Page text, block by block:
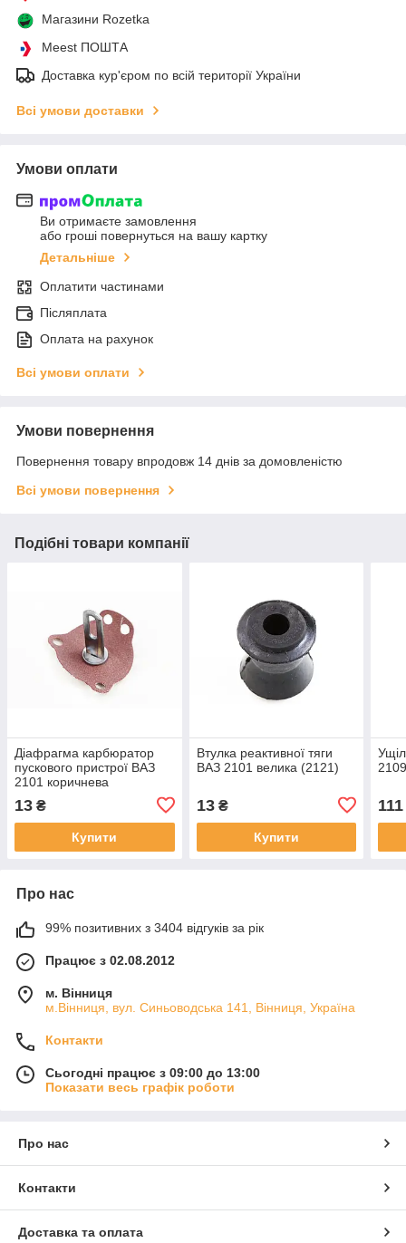
Магазини Rozetka
Meest ПОШТА
Доставка кур'єром по всій території України
Всі умови доставки
Умови оплати
Ви отримаєте замовлення
або гроші повернуться на вашу картку
Детальніше
Оплатити частинами
Післяплата
Оплата на рахунок
Всі умови оплати
Умови повернення
Повернення товару впродовж 14 днів за домовленістю
Всі умови повернення
Подібні товари компанії
Діафрагма карбюратор
пускового пристрої ВАЗ
2101 коричнева
13 ₴
Купити
Втулка реактивної тяги
ВАЗ 2101 велика (2121)
13₴
Купити
111
Про нас
99% позитивних з 3404 відгуків за рік
Працює з 02.08.2012
м. Вінниця
м.Вінниця, вул. Синьоводська 141, Вінниця, Україна
Контакти
Сьогодні працює з 09:00 до 13:00
Показати весь графік роботи
Про нас
Контакти
Доставка та оплата